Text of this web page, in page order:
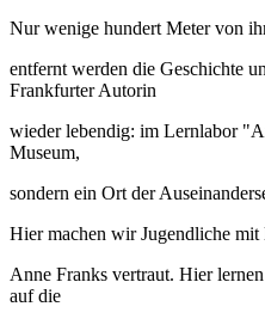
Nur wenige hundert Meter von
entfernt werden die Geschichte
Frankfurter Autorin
wieder lebendig: im Lernlabor
Museum,
sondern ein Ort der
Hier machen wir Jugendliche
Anne Franks vertraut. Hier
auf die